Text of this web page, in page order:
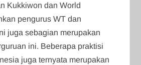
Kukkiwon dan World
pengurus WT dan
juga sebagian merupakan
ini. Beberapa praktisi
juga ternyata merupakan